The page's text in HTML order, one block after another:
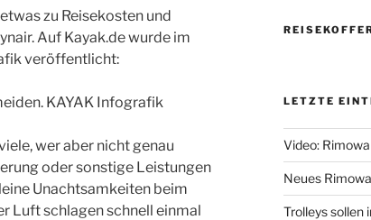
zu Reisekosten und
Auf Kayak.de wurde im
veröffentlicht:
wer aber nicht genau
oder sonstige Leistungen
Unachtsamkeiten beim
Luft schlagen schnell einmal
LETZTE
Video:
Neues
Trolleys sollen